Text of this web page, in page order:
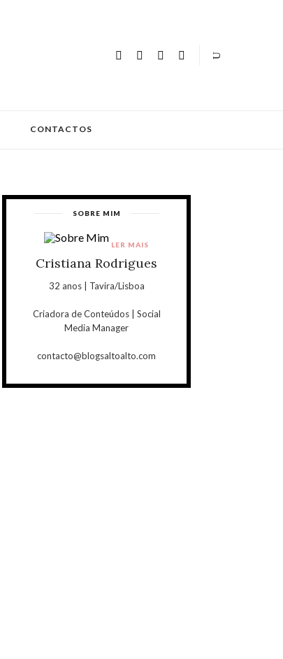
CONTACTOS
SOBRE MIM
Cristiana Rodrigues
32 anos | Tavira/Lisboa
Criadora de Conteúdos | Social
Media Manager
contacto@blogsaltoalto.com
LER MAIS